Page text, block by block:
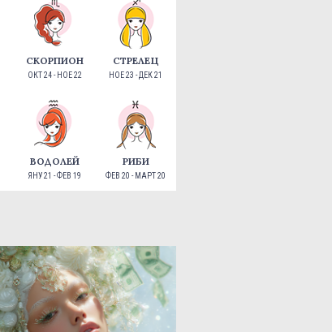
СКОРПИОН
ОКТ 24 - НОЕ 22
СТРЕЛЕЦ
НОЕ 23 - ДЕК 21
ВОДОЛЕЙ
ЯНУ 21 - ФЕВ 19
РИБИ
ФЕВ 20 - МАРТ 20